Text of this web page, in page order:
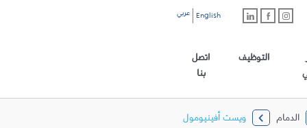
English عربي
التوظيف
اتصل
بنا
الدمام ويست أفينيومول